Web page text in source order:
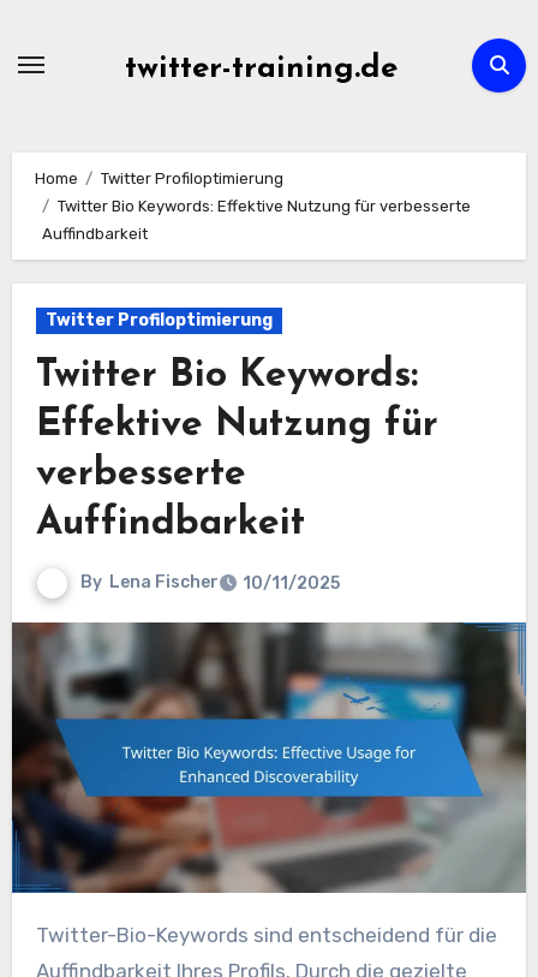
twitter-training.de
Home
Twitter Profiloptimierung
Twitter Bio Keywords: Effektive Nutzung für verbesserte
Auffindbarkeit
Twitter Profiloptimierung
Twitter Bio Keywords:
Effektive Nutzung für
verbesserte
Auffindbarkeit
By Lena Fischer 10/11/2025
Twitter-Bio-Keywords sind entscheidend für die
Auffindbarkeit Ihres Profils. Durch die gezielte